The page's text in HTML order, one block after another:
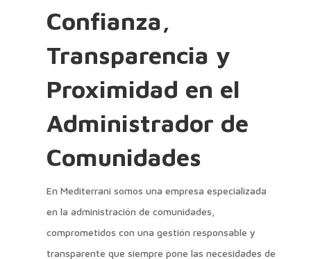
Confianza,
Transparencia y
Proximidad en el
Administrador de
Comunidades
En Mediterrani somos una empresa especializada
en la administración de comunidades,
comprometidos con una gestión responsable y
transparente que siempre pone las necesidades de